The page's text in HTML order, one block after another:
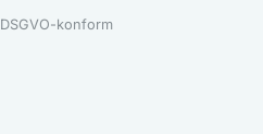
DSGVO-konform